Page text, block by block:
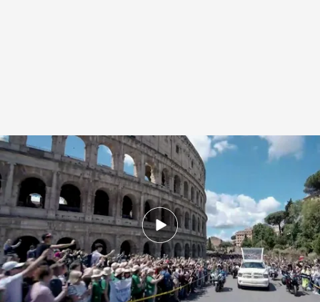
El papamóvil traslada el féretro del papa Francisco
Redacción digital Noticias Cuatro
26 ABR 2025 - 14:39h.
El féretro del papa Francisco ha llegado a la
Basílica de Santa María La Mayor alrededor de
las 13.00 horas